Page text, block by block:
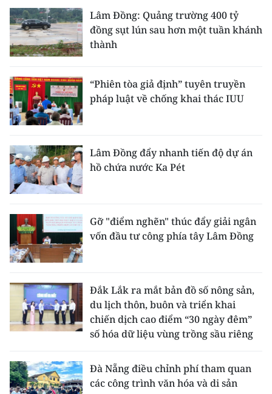
Lâm Đồng: Quảng trường 400 tỷ
đồng sụt lún sau hơn một tuần khánh
thành
“Phiên tòa giả định” tuyên truyền
pháp luật về chống khai thác IUU
Lâm Đồng đẩy nhanh tiến độ dự án
hồ chứa nước Ka Pét
Gỡ "điểm nghẽn" thúc đẩy giải ngân
vốn đầu tư công phía tây Lâm Đồng
Đắk Lắk ra mắt bản đồ số nông sản,
du lịch thôn, buôn và triển khai
chiến dịch cao điểm “30 ngày đêm”
số hóa dữ liệu vùng trồng sầu riêng
Đà Nẵng điều chỉnh phí tham quan
các công trình văn hóa và di sản